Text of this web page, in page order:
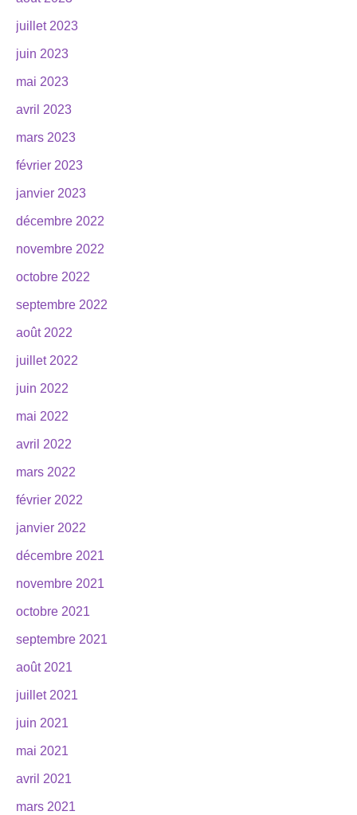
juillet 2023
juin 2023
mai 2023
avril 2023
mars 2023
février 2023
janvier 2023
décembre 2022
novembre 2022
octobre 2022
septembre 2022
août 2022
juillet 2022
juin 2022
mai 2022
avril 2022
mars 2022
février 2022
janvier 2022
décembre 2021
novembre 2021
octobre 2021
septembre 2021
août 2021
juillet 2021
juin 2021
mai 2021
avril 2021
mars 2021